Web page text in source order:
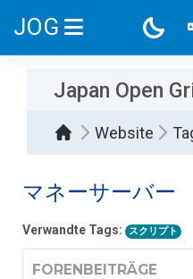
JOG
WEBSITE-
Japan Open
Website
マネーサーバー
Verwandte Tags: スクリプト
FORENBEITRÄGE